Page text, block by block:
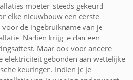
moeten steeds gekeurd
elke nieuwbouw een eerste
de ingebruikname van je
Nadien krijg je dan een
Maar ook voor andere
elektriciteit gebonden aan wettelijke
keuringen. Indien je je